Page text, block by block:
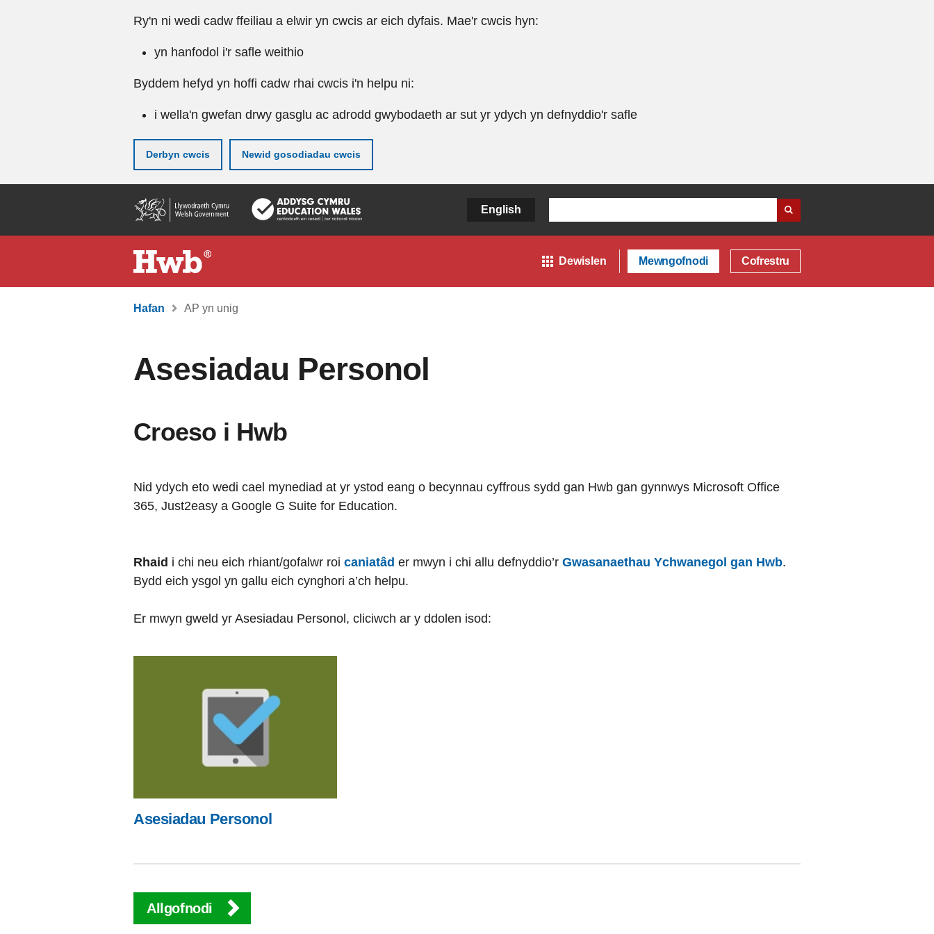
Ry'n ni wedi cadw ffeiliau a elwir yn cwcis ar eich dyfais. Mae'r cwcis hyn:
yn hanfodol i'r safle weithio
Byddem hefyd yn hoffi cadw rhai cwcis i'n helpu ni:
i wella'n gwefan drwy gasglu ac adrodd gwybodaeth ar sut yr ydych yn defnyddio'r safle
Derbyn cwcis Newid gosodiadau cwcis
gynnwy
English
Dewislen Mewngofnodi Cofrestru
Hafan AP yn unig
Asesiadau Personol
Croeso i Hwb
Nid ydych eto wedi cael mynediad at yr ystod eang o becynnau cyffrous sydd gan Hwb gan gynnwys Microsoft Office
365, Just2easy a Google G Suite for Education.
Rhaid i chi neu eich rhiant/gofalwr roi caniatâd er mwyn i chi allu defnyddio’r Gwasanaethau Ychwanegol gan Hwb.
Bydd eich ysgol yn gallu eich cynghori a’ch helpu.
Er mwyn gweld yr Asesiadau Personol, cliciwch ar y ddolen isod:
Asesiadau Personol
Allgofnodi